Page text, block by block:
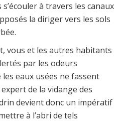
à travers les canaux
la diriger vers les sols
vous et les autres habitants
par les odeurs
eaux usées ne fassent
de la vidange des
devient donc un impératif
à l’abri de tels